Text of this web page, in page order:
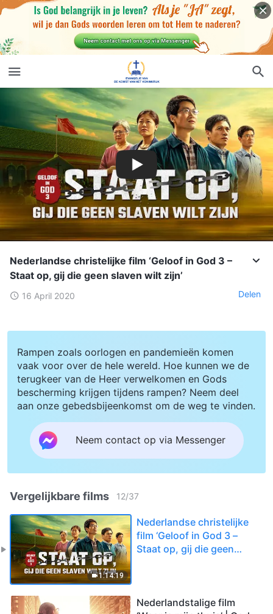
Nederlandse christelijke film ‘Geloof in God 3 –
Staat op, gij die geen slaven wilt zijn’
16 April 2020 Delen
Rampen zoals oorlogen en pandemieën komen
vaak voor over de hele wereld. Hoe kunnen we de
terugkeer van de Heer verwelkomen en Gods
bescherming krijgen tijdens rampen? Neem deel
aan onze gebedsbijeenkomst om de weg te vinden.
Neem contact op via Messenger
Vergelijkbare films 12/37
1:14:19
Nederlandse christelijke
film ‘Geloof in God 3 –
Staat op, gij die geen
Nederlandstalige film